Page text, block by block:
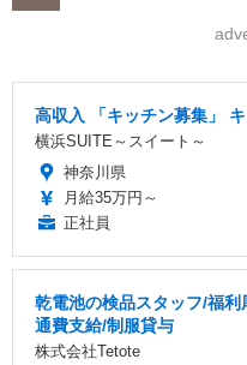
高収入 「キッチン募集」
横浜SUITE～スイート～
神奈川県
月給35万円～
正社員
乾電池の検品スタッフ/福
通費支給/制服貸与
株式会社Tetote